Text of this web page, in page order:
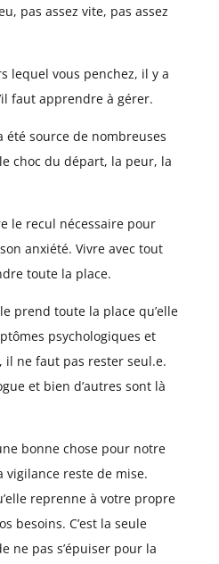
pas assez vite, pas assez
lequel vous penchez, il y a
faut apprendre à gérer.
source de nombreuses
choc du départ, la peur, la
le recul nécessaire pour
anxiété. Vivre avec tout
toute la place.
prend toute la place qu’elle
psychologiques et
il ne faut pas rester seul.e.
et bien d’autres sont là
bonne chose pour notre
vigilance reste de mise.
reprenne à votre propre
besoins. C’est la seule
ne pas s’épuiser pour la